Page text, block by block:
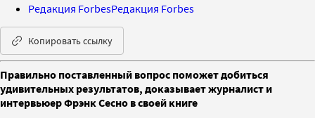
Редакция ForbesРедакция Forbes
Копировать ссылку
Правильно поставленный вопрос поможет добиться
удивительных результатов, доказывает журналист и
интервьюер Фрэнк Сесно в своей книге